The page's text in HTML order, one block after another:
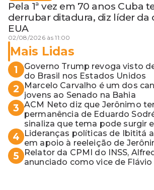
Pela 1ª vez em 70 anos Cuba
derrubar ditadura, diz líder da
EUA
02/08/2026 às 11:00
Mais Lidas
1
Governo Trump revoga visto
do Brasil nos Estados Unidos
2
Marcelo Carvalho é um dos
jovens ao Senado na Bahia
3 ACM Neto diz que Jerônimo
permanência de Eduardo
sinaliza que tema pode surgir
4
Lideranças políticas de Ibititá
em apoio à reeleição de
5
Relator da CPMI do INSS,
anunciado como vice de